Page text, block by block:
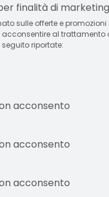
finalità di marketing
sulle offerte e promozioni
al
riportate:
acconsento
acconsento
acconsento